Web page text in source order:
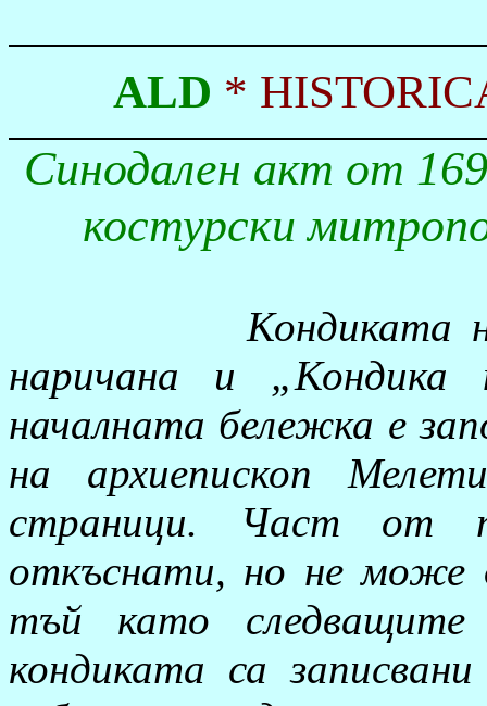
ALD *
Синодален акт от
костурски
Кондиката
наричана и
началната бележка е
на архиепископ
страници. Част от
откъснати, но не може
тъй като
кондиката са